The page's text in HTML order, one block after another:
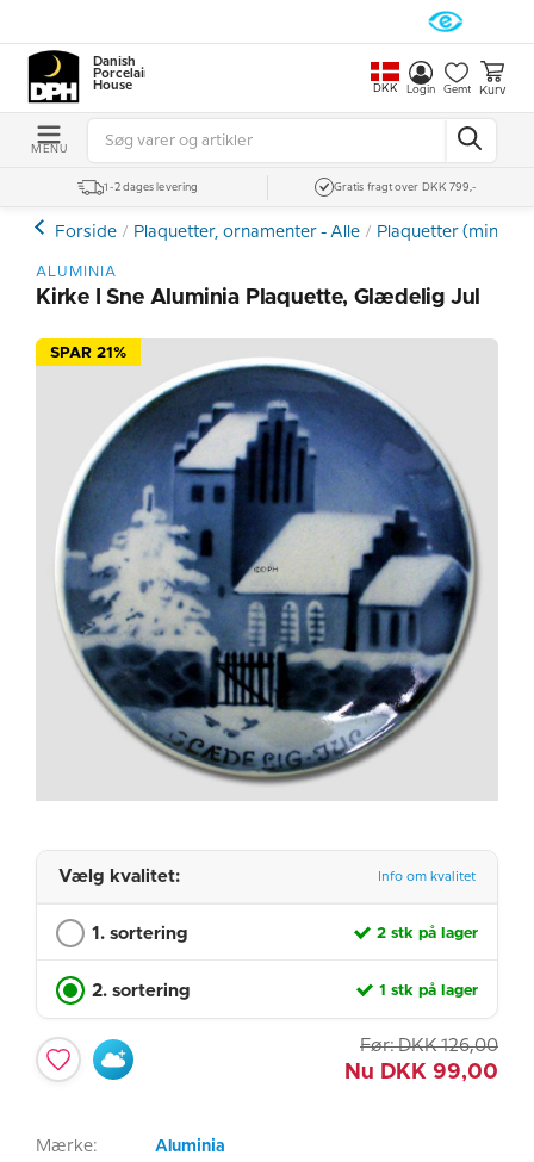
Danish
Porcelain
House
DKK Login Gemt Kurv
MENU
1-2 dages levering Gratis fragt over DKK 799,-
Forside Plaquetter, ornamenter - Alle Plaquetter (mini
ALUMINIA
Kirke I Sne Aluminia Plaquette, Glædelig Jul
SPAR 21%
Vælg kvalitet: Info om kvalitet
1. sortering 2 stk på lager
2. sortering 1 stk på lager
Før: DKK 126,00
Nu DKK 99,00
Mærke: Aluminia